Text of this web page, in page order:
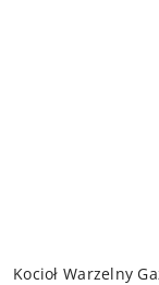
Kocioł Warzelny